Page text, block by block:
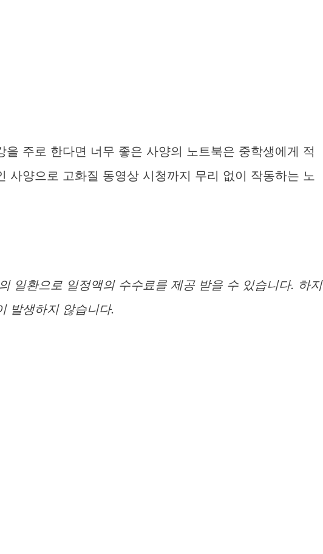
을 주로 한다면 너무 좋은 사양의 노트북은 중학생에게 적
사양으로 고화질 동영상 시청까지 무리 없이 작동하는 노
일환으로 일정액의 수수료를 제공 받을 수 있습니다. 하지
발생하지 않습니다.